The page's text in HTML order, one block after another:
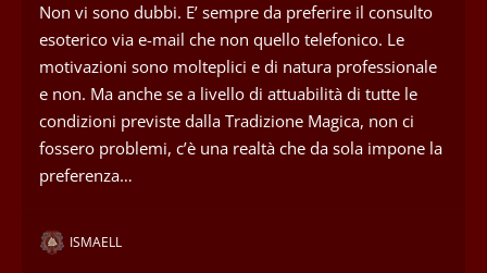
Non vi sono dubbi. E’ sempre da preferire il consulto
esoterico via e-mail che non quello telefonico. Le
motivazioni sono molteplici e di natura professionale
e non. Ma anche se a livello di attuabilità di tutte le
condizioni previste dalla Tradizione Magica, non ci
fossero problemi, c’è una realtà che da sola impone la
preferenza…
ISMAELL